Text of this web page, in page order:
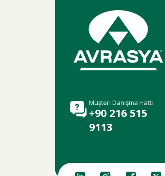
Müşteri Danışma Hattı
+90 216 515
9113